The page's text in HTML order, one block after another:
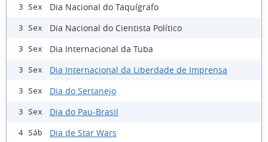
3 Sex Dia Nacional do Taquígrafo
3 Sex Dia Nacional do Cientista Político
3 Sex Dia Internacional da Tuba
3 Sex Dia Internacional da Liberdade de Imprensa
3 Sex Dia do Sertanejo
3 Sex Dia do Pau-Brasil
4 Sáb Dia de Star Wars